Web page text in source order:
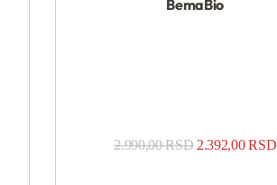
BemaBio
2.990,00RSD 2.392,00RSD